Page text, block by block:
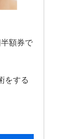
額券で
をする